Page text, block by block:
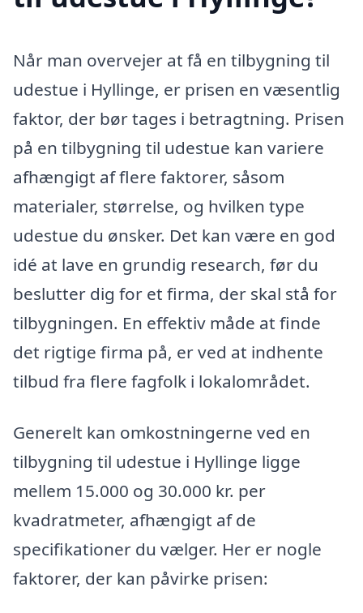
Når man overvejer at få en tilbygning til
udestue i Hyllinge, er prisen en væsentlig
faktor, der bør tages i betragtning. Prisen
på en tilbygning til udestue kan variere
afhængigt af flere faktorer, såsom
materialer, størrelse, og hvilken type
udestue du ønsker. Det kan være en god
idé at lave en grundig research, før du
beslutter dig for et firma, der skal stå for
tilbygningen. En effektiv måde at finde
det rigtige firma på, er ved at indhente
tilbud fra flere fagfolk i lokalområdet.
Generelt kan omkostningerne ved en
tilbygning til udestue i Hyllinge ligge
mellem 15.000 og 30.000 kr. per
kvadratmeter, afhængigt af de
specifikationer du vælger. Her er nogle
faktorer, der kan påvirke prisen: